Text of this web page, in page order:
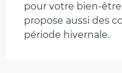
pour votre bien-
propose aussi des
période hivernale.